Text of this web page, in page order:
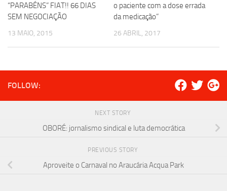
“PARABÉNS” FIAT!! 66 DIAS
SEM NEGOCIAÇÃO
13 MAIO, 2015
o paciente com a dose errada
da medicação”
26 ABRIL, 2017
FOLLOW:
NEXT STORY
OBORÉ: jornalismo sindical e luta democrática
PREVIOUS STORY
Aproveite o Carnaval no Araucária Acqua Park